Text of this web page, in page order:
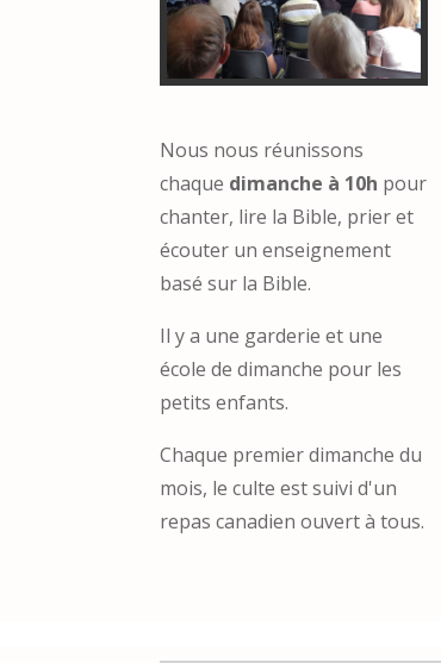
Nous nous réunissons
chaque dimanche à 10h pour
chanter, lire la Bible, prier et
écouter un enseignement
basé sur la Bible.
Il y a une garderie et une
école de dimanche pour les
petits enfants.
Chaque premier dimanche du
mois, le culte est suivi d'un
repas canadien ouvert à tous.